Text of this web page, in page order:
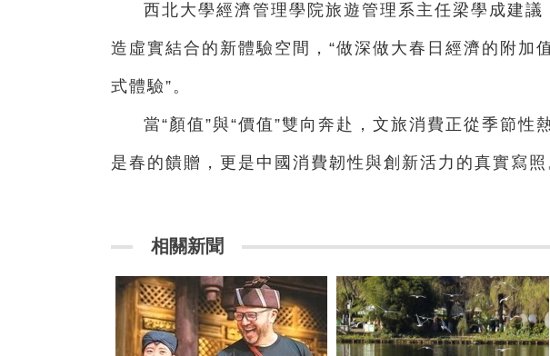
西北大學經濟管理學院旅遊管理系主任梁學成建
造虛實結合的新體驗空間，“做深做大春日經濟的附加
式體驗”。
當“顏值”與“價值”雙向奔赴，文旅消費正從季節性
是春的饋贈，更是中國消費韌性與創新活力的真實寫照
相關新聞